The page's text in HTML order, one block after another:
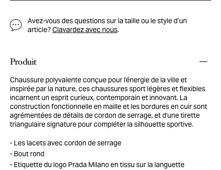
Avez-vous des questions sur la taille ou le style d’un
article?Clavardez avec nous.
Produit
Chaussure polyvalente conçue pour l'énergie de la ville et
inspirée par la nature, ces chaussures sport légères et flexibles
incarnent un esprit curieux, contemporain et innovant. La
construction fonctionnelle en maille et les bordures en cuir sont
agrémentées de détails de cordon de serrage, et d'une tirette
triangulaire signature pour compléter la silhouette sportive.
Les lacets avec cordon de serrage
Bout rond
Etiquette du logo Prada Milano en tissu sur la languette